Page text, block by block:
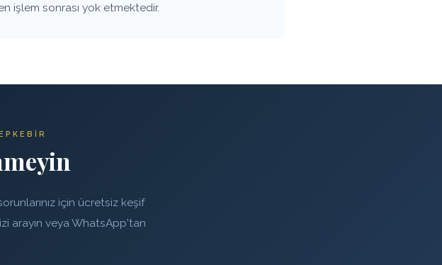
işlem sonrası yok etmektedir.
için ücretsiz keşif
arayın veya WhatsApp'tan